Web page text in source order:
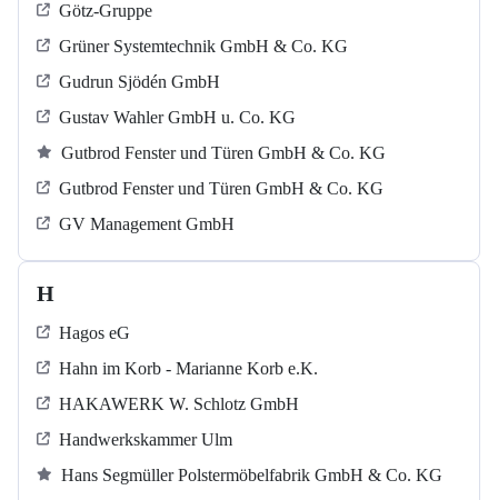
Götz-Gruppe
Grüner Systemtechnik GmbH & Co. KG
Gudrun Sjödén GmbH
Gustav Wahler GmbH u. Co. KG
Gutbrod Fenster und Türen GmbH & Co. KG
Gutbrod Fenster und Türen GmbH & Co. KG
GV Management GmbH
H
Hagos eG
Hahn im Korb - Marianne Korb e.K.
HAKAWERK W. Schlotz GmbH
Handwerkskammer Ulm
Hans Segmüller Polstermöbelfabrik GmbH & Co. KG